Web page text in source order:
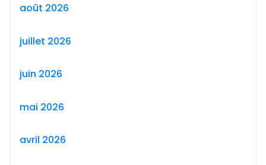
août 2026
juillet 2026
juin 2026
mai 2026
avril 2026